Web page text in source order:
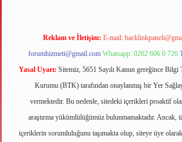
Reklam ve İletişim: E-mail:
forumhizmeti@gmail.com Whatsapp: 0262 606 0 726
Yasal Uyarı: Sitemiz, 5651 Sayılı Kanun gereğince
Kurumu (BTK) tarafından onaylanmış bir Yer
vermektedir. Bu nedenle, sitedeki içerikleri proaktif
araştırma yükümlülüğümüz bulunmamaktadır. Ancak,
içeriklerin sorumluluğunu taşımakta olup, siteye üye